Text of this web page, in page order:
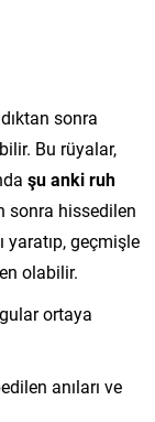
sonra
Bu rüyalar,
şu anki ruh
sonra hissedilen
yaratıp, geçmişle
olabilir.
ortaya
anıları ve